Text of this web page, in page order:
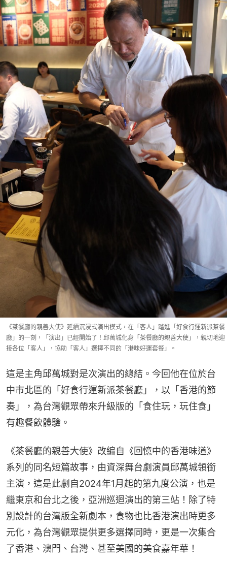
《茶餐廳的親善大使》延續沉浸式演出模式，在「客人」踏進「好食行運新派茶餐
廳」的一刻，「演出」已經開始了！邱萬城化身「茶餐廳的親善大使」，親切地迎
接各位「客人」，協助「客人」選擇不同的「港味好運套餐」。
這是主角邱萬城對是次演出的總結。今回他在位於台
中市北區的「好食行運新派茶餐廳」，以「香港的節
奏」，為台灣觀眾帶來升級版的「食住玩，玩住食」
有趣餐飲體驗。
《茶餐廳的親善大使》改編自《回憶中的香港味道》
系列的同名短篇故事，由資深舞台劇演員邱萬城領銜
主演，這是此劇自2024年1月起的第九度公演，也是
繼東京和台北之後，亞洲巡迴演出的第三站！除了特
別設計的台灣版全新劇本，食物也比香港演出時更多
元化，為台灣觀眾提供更多選擇同時，更是一次集合
了香港、澳門、台灣、甚至美國的美食嘉年華！